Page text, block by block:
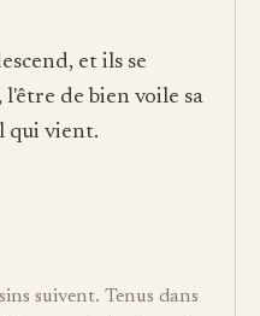
et ils se
l'être de bien voile sa
qui vient.
suivent. Tenus dans